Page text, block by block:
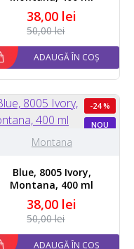
38,00 lei
50,00 lei
ADAUGĂ ÎN COȘ
NOU
-24 %
Montana
Blue, 8005 Ivory,
Montana, 400 ml
38,00 lei
50,00 lei
ADAUGĂ ÎN COȘ